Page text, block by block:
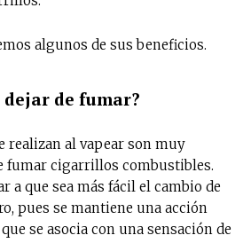
algunos de sus beneficios.
dejar de fumar?
realizan al vapear son muy
fumar cigarrillos combustibles.
a que sea más fácil el cambio de
pues se mantiene una acción
se asocia con una sensación de